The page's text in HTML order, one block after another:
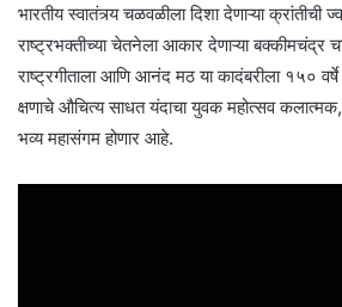
भारतीय स्वातंत्र्य चळवळीला दिशा देणाऱ्या क्रांतीची
राष्ट्रभक्तीच्या चेतनेला आकार देणाऱ्या बक्कीमचंद्र
राष्ट्रगीताला आणि आनंद मठ या कादंबरीला १५०
क्षणाचे औचित्य साधत यंदाचा युवक महोत्सव
भव्य महासंगम होणार आहे.